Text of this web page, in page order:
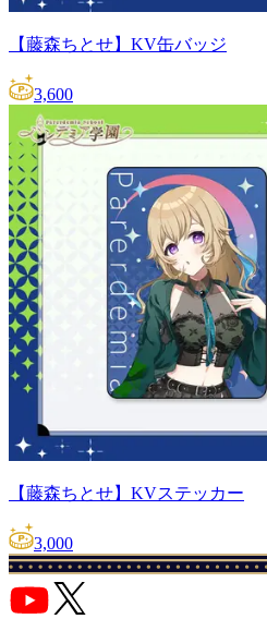
【藤森ちとせ】KV缶バッジ
3,600
【藤森ちとせ】KVステッカー
3,000